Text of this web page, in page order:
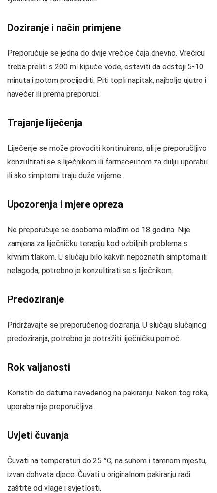
Doziranje i način primjene
Preporučuje se jedna do dvije vrećice čaja dnevno. Vrećicu
treba preliti s 200 ml kipuće vode, ostaviti da odstoji 5-10
minuta i potom procijediti. Piti topli napitak, najbolje ujutro i
navečer ili prema preporuci.
Trajanje liječenja
Liječenje se može provoditi kontinuirano, ali je preporučljivo
konzultirati se s liječnikom ili farmaceutom za dulju uporabu
ili ako simptomi traju duže vrijeme.
Upozorenja i mjere opreza
Ne preporučuje se osobama mlađim od 18 godina. Nije
zamjena za liječničku terapiju kod ozbiljnih problema s
krvnim tlakom. U slučaju bilo kakvih nepoznatih simptoma ili
nelagoda, potrebno je konzultirati se s liječnikom.
Predoziranje
Pridržavajte se preporučenog doziranja. U slučaju slučajnog
predoziranja, potrebno je potražiti liječničku pomoć.
Rok valjanosti
Koristiti do datuma navedenog na pakiranju. Nakon tog roka,
uporaba nije preporučljiva.
Uvjeti čuvanja
Čuvati na temperaturi do 25 °C, na suhom i tamnom mjestu,
izvan dohvata djece. Čuvati u originalnom pakiranju radi
zaštite od vlage i svjetlosti.